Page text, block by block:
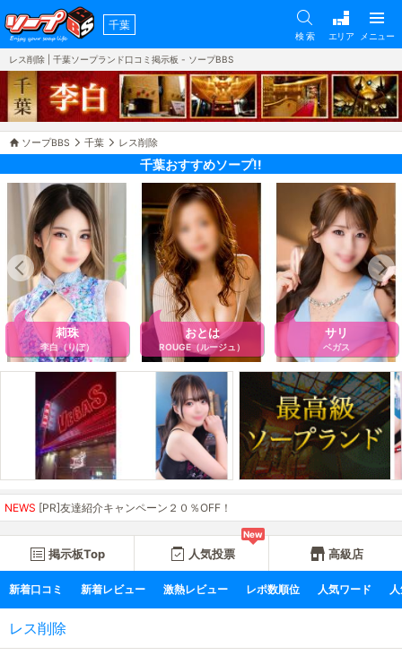
千葉
検 索 エリア メニュー
レス削除 | 千葉ソープランド口コミ掲示板 - ソープBBS
ソープBBS 千葉 レス削除
千葉おすすめソープ!!
莉珠
李白（りぽ）
おとは
ROUGE（ルージュ）
サリ
ベガス
NEWS [PR]友達紹介キャンペーン２０％OFF！
掲示板Top
New
人気投票 高級店
新着口コミ 新着レビュー 激熱レビュー レポ数順位 人気ワード
レス削除